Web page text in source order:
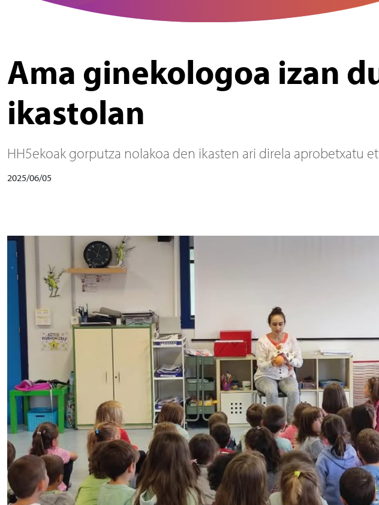
Ama ginekologoa izan
ikastolan
HH5ekoak gorputza nolakoa den ikasten ari direla aprobetxatu
2025/06/05
Irudia